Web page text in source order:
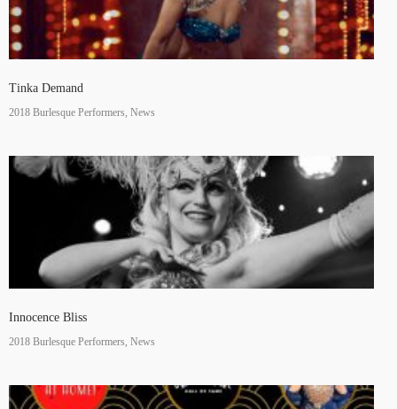
Tinka Demand
2018 Burlesque Performers, News
Innocence Bliss
2018 Burlesque Performers, News